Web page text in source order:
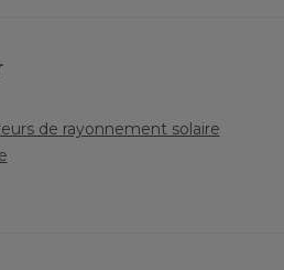
de rayonnement solaire